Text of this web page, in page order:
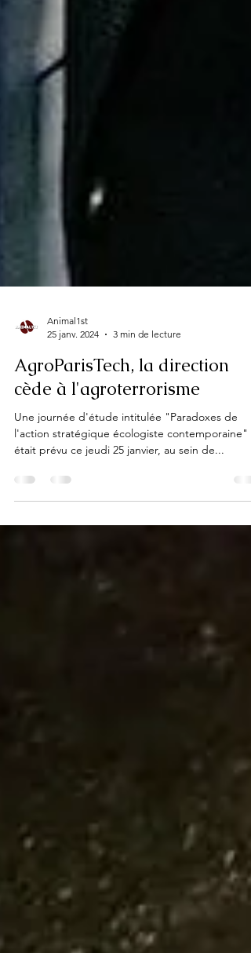
Animal1st
25 janv. 2024
3 min de lecture
AgroParisTech, la direction
cède à l'agroterrorisme
Une journée d'étude intitulée "Paradoxes de
était prévu ce jeudi 25 janvier, au sein de...